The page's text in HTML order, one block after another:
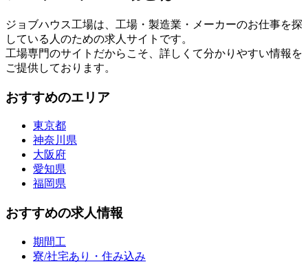
ジョブハウス工場は、工場・製造業・メーカーのお仕事を探
している人のための求人サイトです。
工場専門のサイトだからこそ、詳しくて分かりやすい情報を
ご提供しております。
おすすめのエリア
東京都
神奈川県
大阪府
愛知県
福岡県
おすすめの求人情報
期間工
寮/社宅あり・住み込み